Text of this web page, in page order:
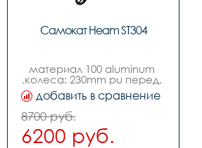
Самокат Heam ST304
материал 100 aluminum
,колеса: 230mm pu перед,
180 зад,нагрузка: 100kgs
,подшипники: abec-7
carbon steel
,вес: 4.95kgs
добавить в сравнение
8700 руб.
6200 руб.